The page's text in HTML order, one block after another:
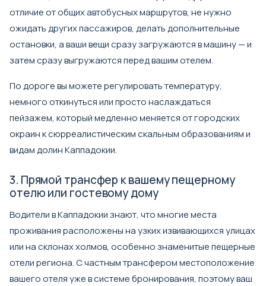
отличие от общих автобусных маршрутов, не нужно
ожидать других пассажиров, делать дополнительные
остановки, а ваши вещи сразу загружаются в машину — и
затем сразу выгружаются перед вашим отелем.
По дороге вы можете регулировать температуру,
немного откинуться или просто наслаждаться
пейзажем, который медленно меняется от городских
окраин к сюрреалистическим скальным образованиям и
видам долин Каппадокии.
3. Прямой трансфер к вашему пещерному
отелю или гостевому дому
Водители в Каппадокии знают, что многие места
проживания расположены на узких извивающихся улицах
или на склонах холмов, особенно знаменитые пещерные
отели региона. С частным трансфером местоположение
вашего отеля уже в системе бронирования, поэтому ваш